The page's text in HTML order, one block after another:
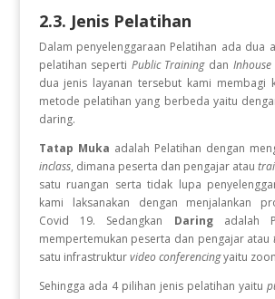
2.3. Jenis Pelatihan
Dalam penyelenggaraan Pelatihan ada dua
pelatihan seperti Public Trainingdan
dua jenis layanan tersebut kami membagi
metode pelatihan yang berbeda yaitu
daring.
Tatap Muka adalah Pelatihan dengan
inclass, dimana peserta dan pengajar atau
satu ruangan serta tidak lupa
kami laksanakan dengan menjalankan
Covid 19. Sedangkan Daring adalah
mempertemukan peserta dan pengajar atau
satu infrastrukturvideo conferencingyaitu
Sehingga ada 4 pilihan jenis pelatihan yaitu